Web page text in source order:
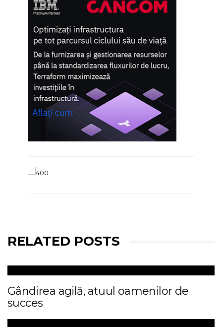
RELATED POSTS
Gândirea agilă, atuul oamenilor de
succes